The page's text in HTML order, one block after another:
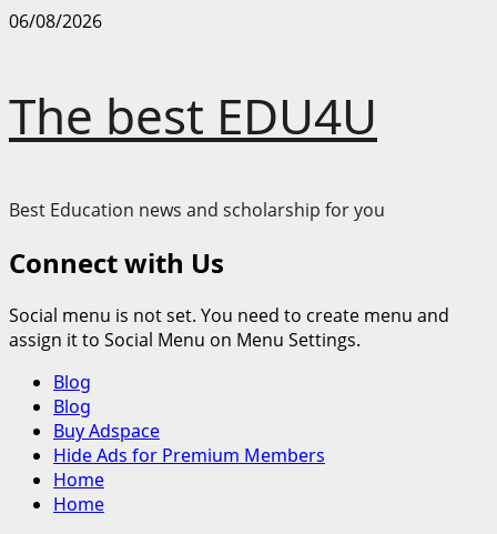
Skip
06/08/2026
The best EDU4U
Best Education news and scholarship for you
Connect with Us
Social menu is not set. You need to create menu and
assign it to Social Menu on Menu Settings.
Primary
Menu
Blog
Blog
Buy Adspace
Hide Ads for Premium Members
Home
Home